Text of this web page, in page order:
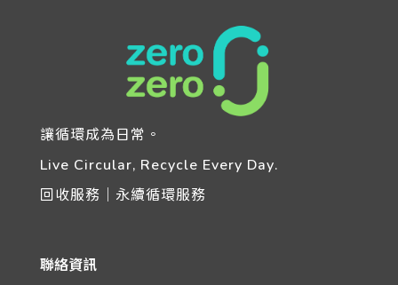
讓循環成為日常。
Live Circular, Recycle Every Day.
回收服務｜永續循環服務
聯絡資訊